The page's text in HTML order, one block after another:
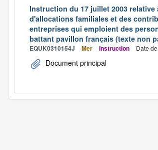
Instruction du 17 juillet 2003
d'allocations familiales et des
entreprises qui emploient des
battant pavillon français (texte non
EQUK0310154J Mer Instruction Date
Document principal